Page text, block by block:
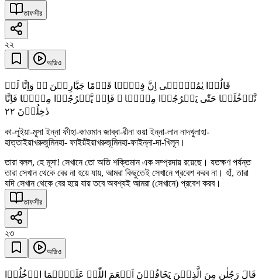
তাফসীর
২২
অডিও
قَالُوۡا یٰمُوۡسٰۤی اِنَّ فِیۡہَا قَوۡمًا جَبَّارِیۡنَ ٭ۖ وَاِنَّا لَنۡ
نَّدۡخُلَہَا حَتّٰی یَخۡرُجُوۡا مِنۡہَا ۚ فَاِنۡ یَّخۡرُجُوۡا مِنۡہَا فَاِنَّا
دٰخِلُوۡنَ ٢٢
কা-লূইয়া-মূসা ইন্না ফীহা-কাওমান জাব্বা-রীনা ওয়া ইন্না-লান নাদখুলাহা-
হাত্তাইয়াখরুজুমিনহা- ফাইয়ঁইয়াখরুজূমিনহা-ফাইন্না-দা-খিলূন।
তারা বলল, হে মূসা! সেখানে তো অতি শক্তিমান এক সম্প্রদায় রয়েছে। যতক্ষণ পর্যন্ত
তারা সেখান থেকে বের না হয়ে যায়, আমরা কিছুতেই সেখানে প্রবেশ করব না। হাঁ, তারা
যদি সেখান থেকে বের হয়ে যায় তবে অবশ্যই আমরা (সেখানে) প্রবেশ করব।
তাফসীর
২৩
অডিও
قَالَ رَجُلٰنِ مِنَ الَّذِیۡنَ یَخَافُوۡنَ اَنۡعَمَ اللّٰہُ عَلَیۡہِمَا ادۡخُلُوۡا